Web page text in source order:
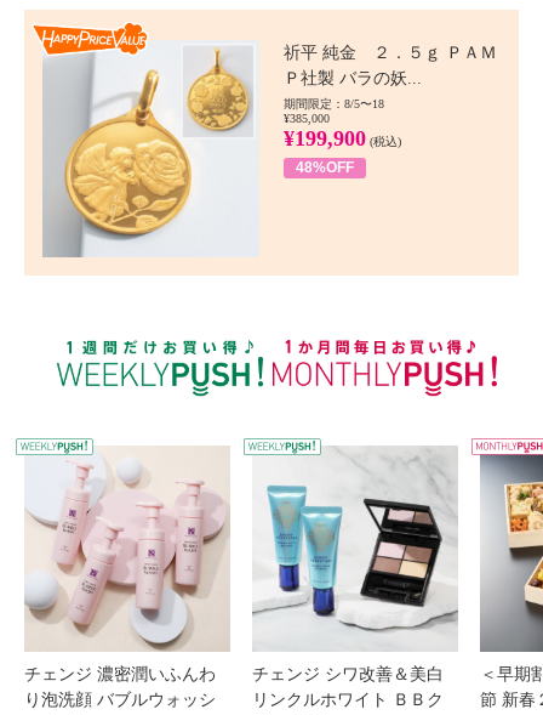
祈平 純金 ２．５ｇ ＰＡＭ
Ｐ社製 バラの妖...
期間限定：8/5〜18
¥385,000
¥199,900 (税込)
48%OFF
WEEKLY PUSH
チェンジ 濃密潤いふんわ
り泡洗顔 バブルウォッシ
チェンジ シワ改善＆美白
リンクルホワイト ＢＢク
＜早期
節 新春